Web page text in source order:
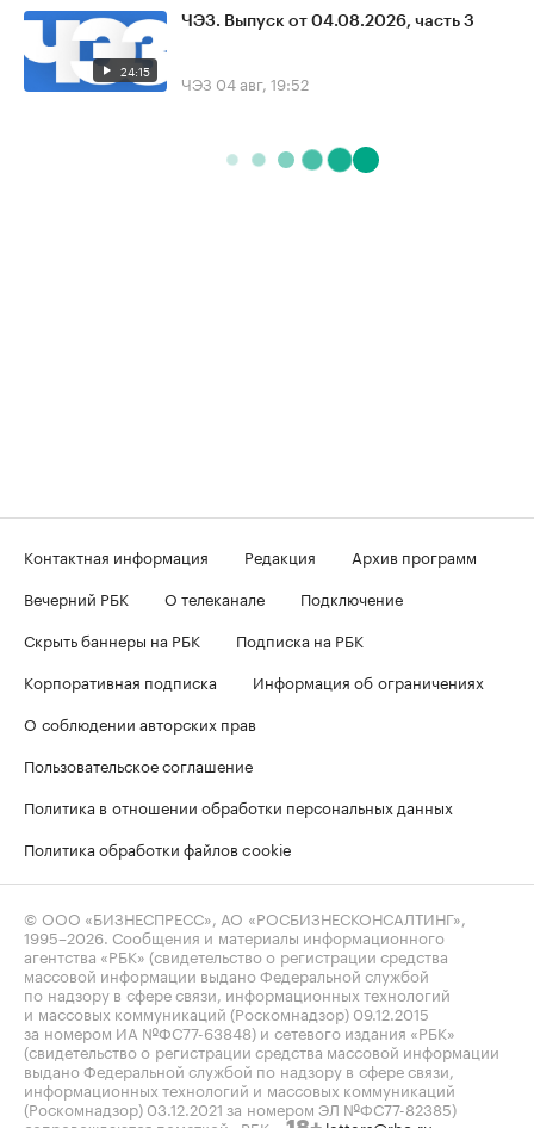
24:15
ЧЭЗ. Выпуск от 04.08.2026, часть 3
ЧЭЗ 04 авг, 19:52
Контактная информация Редакция
Архив программ
Вечерний РБК
О телеканале
Подключение
Скрыть баннеры на РБК
Подписка на РБК
Корпоративная подписка
Информация об ограничениях
О соблюдении авторских прав
Пользовательское соглашение
Политика в отношении обработки персональных данных
Политика обработки файлов cookie
© ООО «БИЗНЕСПРЕСС», АО «РОСБИЗНЕСКОНСАЛТИНГ»,
1995–2026 . Сообщения и материалы информационного
агентства «РБК» (свидетельство о регистрации средства
массовой информации выдано Федеральной службой
по надзору в сфере связи, информационных технологий
и массовых коммуникаций (Роскомнадзор) 09.12.2015
за номером ИА №ФС77-63848) и сетевого издания «РБК»
(свидетельство о регистрации средства массовой информации
выдано Федеральной службой по надзору в сфере связи,
информационных технологий и массовых коммуникаций
(Роскомнадзор) 03.12.2021 за номером ЭЛ №ФС77-82385)